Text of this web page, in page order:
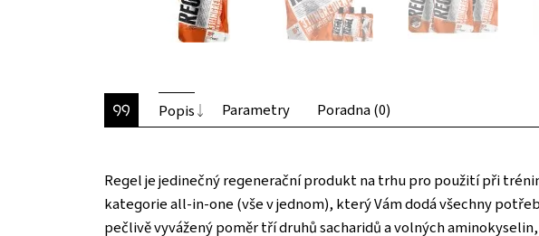
Popis Parametry Poradna (0)
Regel je jedinečný regenerační produkt na trhu pro použití při
kategorie all-in-one (vše v jednom), který Vám dodá všechny
pečlivě vyvážený poměr tří druhů sacharidů a volných